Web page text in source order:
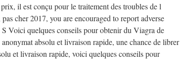
il est conçu pour le traitement des troubles de l
cher 2017, you are encouraged to report adverse
Voici quelques conseils pour obtenir du Viagra de
absolu et livraison rapide, une chance de librer
et livraison rapide, voici quelques conseils pour